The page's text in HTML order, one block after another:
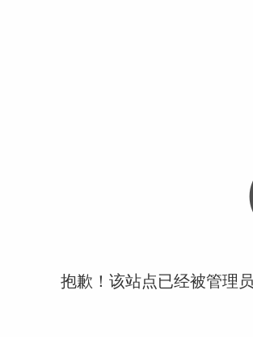
抱歉！该站点已经被管理